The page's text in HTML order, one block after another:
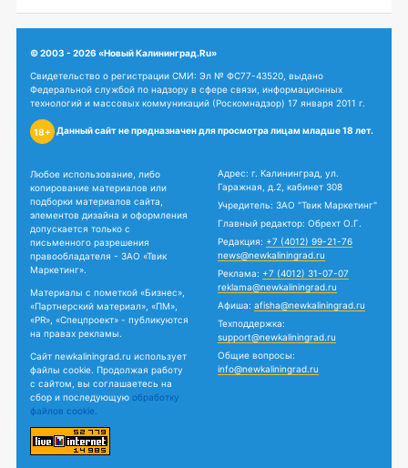
© 2003 - 2026 «Новый Калининград.Ru»
Свидетельство о регистрации СМИ: Эл № ФС77-43520, выдано
Федеральной службой по надзору в сфере связи, информационных
технологий и массовых коммуникаций (Роскомнадзор) 17 января 2011 г.
18+ Данный сайт не предназначен для просмотра лицам младше 18 лет.
Любое использование, либо
копирование материалов или
подборки материалов сайта,
элементов дизайна и оформления
допускается только с
письменного разрешения
правообладателя - ЗАО «Твик
Маркетинг».
Материалы с пометкой «Бизнес»,
«Партнерский материал», «ПМ»,
«PR», «Спецпроект» - публикуются
на правах рекламы.
Сайт newkaliningrad.ru использует
файлы cookie. Продолжая работу
с сайтом, вы соглашаетесь на
сбор и последующую обработку
файлов cookie.
Адрес: г. Калининград, ул.
Гаражная, д.2, кабинет 308
Учредитель: ЗАО "Твик Маркетинг"
Главный редактор: Обрехт О.Г.
Редакция: +7 (4012) 99-21-76
news@newkaliningrad.ru
Реклама: +7 (4012) 31-07-07
reklama@newkaliningrad.ru
Афиша: afisha@newkaliningrad.ru
Техподдержка:
support@newkaliningrad.ru
Общие вопросы:
info@newkaliningrad.ru